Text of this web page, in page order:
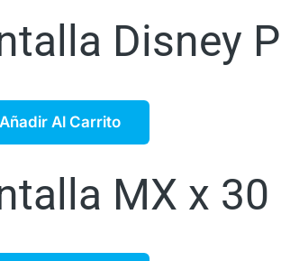
Disney
Añadir Al Carrito
MX x